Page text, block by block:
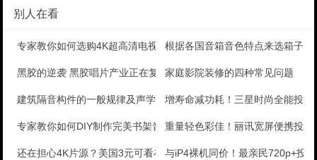
别人在看
专家教你如何选购4K超高清电视 根据各国音箱音色特点来选箱子
黑胶的逆袭 黑胶唱片产业正在复苏家庭影院装修的四种常见问题
建筑隔音构件的一般规律及声学常识增寿命减功耗！三星时尚全能投影
专家教你如何DIY制作完美书架音箱重量轻色彩佳！丽讯宽屏便携投影
还在担心4K片源？美国3元可看在线4K视频与iP4裸机同价！最亲民720p+投